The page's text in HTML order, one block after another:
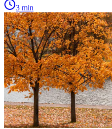
3 min